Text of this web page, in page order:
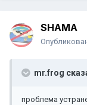
SHAMA
mr.frog
проблема